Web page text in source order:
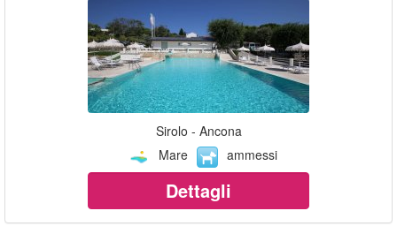
Sirolo - Ancona
Mare
ammessi
Dettagli